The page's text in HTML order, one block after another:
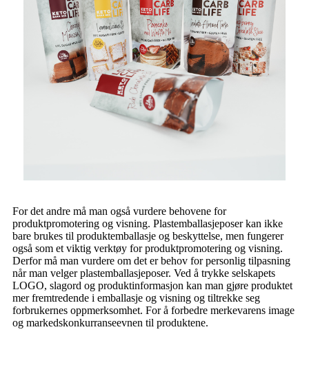
For det andre må man også vurdere behovene for
produktpromotering og visning. Plastemballasjeposer kan ikke
bare brukes til produktemballasje og beskyttelse, men fungerer
også som et viktig verktøy for produktpromotering og visning.
Derfor må man vurdere om det er behov for personlig tilpasning
når man velger plastemballasjeposer. Ved å trykke selskapets
LOGO, slagord og produktinformasjon kan man gjøre produktet
mer fremtredende i emballasje og visning og tiltrekke seg
forbrukernes oppmerksomhet. For å forbedre merkevarens image
og markedskonkurranseevnen til produktene.